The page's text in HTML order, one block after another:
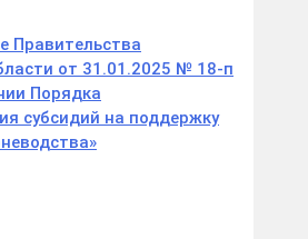
Правительства
от 31.01.2025 № 18-п
Порядка
субсидий на поддержку